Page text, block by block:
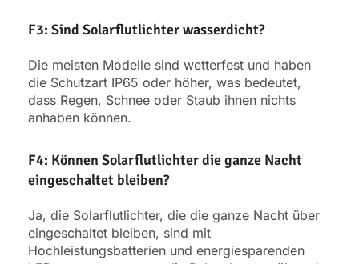
F3: Sind Solarflutlichter wasserdicht?
Die meisten Modelle sind wetterfest und haben
die Schutzart IP65 oder höher, was bedeutet,
dass Regen, Schnee oder Staub ihnen nichts
anhaben können.
F4: Können Solarflutlichter die ganze Nacht
eingeschaltet bleiben?
Ja, die Solarflutlichter, die die ganze Nacht über
eingeschaltet bleiben, sind mit
Hochleistungsbatterien und energiesparenden